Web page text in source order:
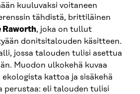
kuuluvaksi voitaneen
tähdistä, brittiläinen
Raworth, joka on tullut
donitsitalouden käsitteen.
jossa talouden tulisi asettua
Muodon ulkokehä kuvaa
kattoa ja sisäkehä
perustaa: eli talouden tulisi